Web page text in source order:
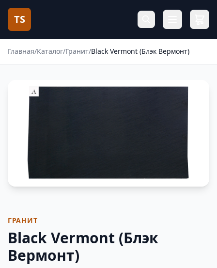
TS
Главная/Каталог/Гранит/Black Vermont (Блэк Вермонт)
ГРАНИТ
Black Vermont (Блэк
Вермонт)